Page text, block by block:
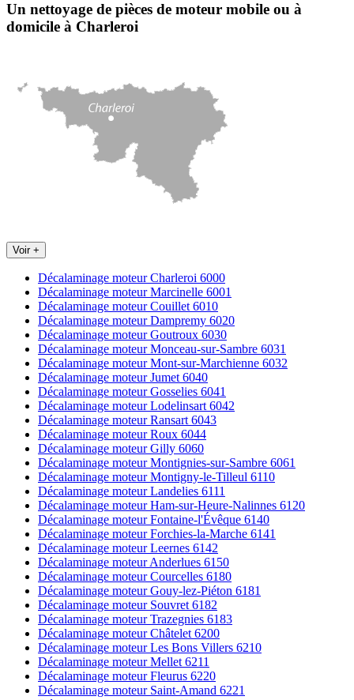
Un nettoyage de pièces de moteur mobile ou à
domicile à Charleroi
Voir +
Décalaminage moteur Charleroi 6000
Décalaminage moteur Marcinelle 6001
Décalaminage moteur Couillet 6010
Décalaminage moteur Dampremy 6020
Décalaminage moteur Goutroux 6030
Décalaminage moteur Monceau-sur-Sambre 6031
Décalaminage moteur Mont-sur-Marchienne 6032
Décalaminage moteur Jumet 6040
Décalaminage moteur Gosselies 6041
Décalaminage moteur Lodelinsart 6042
Décalaminage moteur Ransart 6043
Décalaminage moteur Roux 6044
Décalaminage moteur Gilly 6060
Décalaminage moteur Montignies-sur-Sambre 6061
Décalaminage moteur Montigny-le-Tilleul 6110
Décalaminage moteur Landelies 6111
Décalaminage moteur Ham-sur-Heure-Nalinnes 6120
Décalaminage moteur Fontaine-l'Évêque 6140
Décalaminage moteur Forchies-la-Marche 6141
Décalaminage moteur Leernes 6142
Décalaminage moteur Anderlues 6150
Décalaminage moteur Courcelles 6180
Décalaminage moteur Gouy-lez-Piéton 6181
Décalaminage moteur Souvret 6182
Décalaminage moteur Trazegnies 6183
Décalaminage moteur Châtelet 6200
Décalaminage moteur Les Bons Villers 6210
Décalaminage moteur Mellet 6211
Décalaminage moteur Fleurus 6220
Décalaminage moteur Saint-Amand 6221